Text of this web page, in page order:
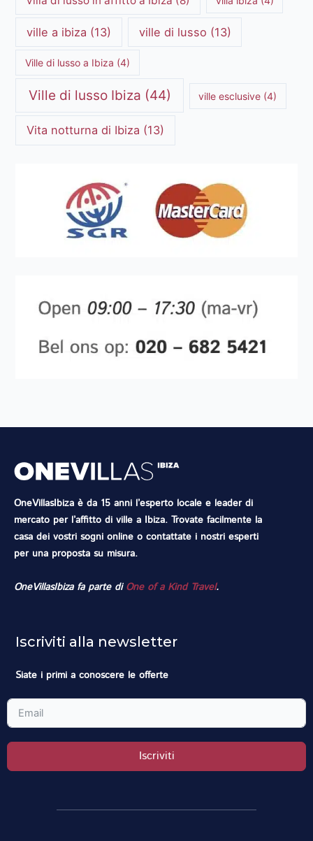
ville a ibiza (13) ville di lusso (13)
Ville di lusso a Ibiza (4)
Ville di lusso Ibiza (44) ville esclusive (4)
Vita notturna di Ibiza (13)
OneVillasIbiza è da 15 anni l’esperto locale e leader di
mercato per l’affitto di ville a Ibiza. Trovate facilmente la
casa dei vostri sogni online o contattate i nostri esperti
per una proposta su misura.
OneVillasIbiza fa parte di One of a Kind Travel.
Iscriviti alla newsletter
Siate i primi a conoscere le offerte
Iscriviti